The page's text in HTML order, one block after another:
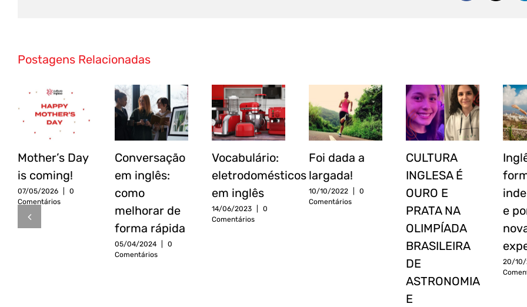
Postagens Relacionadas
Mother’s
coming!
Mother’s Day
is coming!
07/05/2026
0
Comentários
Conversação
em
inglês:
como
melhorar
rápida
Conversação
em inglês:
como
melhorar de
forma rápida
05/04/2024
0
Comentários
Vocabulário:
eletrodomésticos
em
inglês
Vocabulário:
eletrodomésticos
em inglês
14/06/2023
0
Comentários
Foi
dada
a
largada!
Foi dada a
largada!
10/10/2022
0
Comentários
CULTURA
INGLESA
É
OURO
E
PRATA
CULTURA
INGLESA É
OURO E
PRATA NA
OLIMPÍADA
BRASILEIRA
DE
ASTRONOMIA
E
e
20/10/